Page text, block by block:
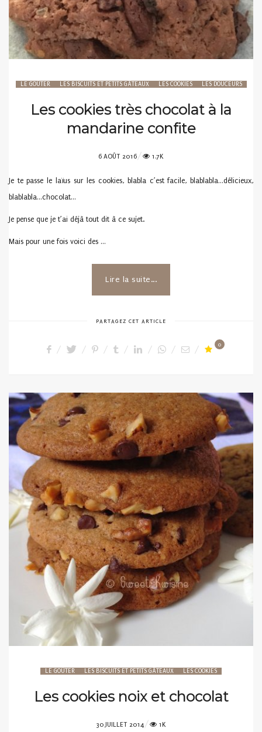
LE GOÛTER LES BISCUITS ET PETITS GÂTEAUX LES COOKIES LES DOUCEURS
Les cookies très chocolat à la
mandarine confite
POSTED
6 AOÛT 2016 1.7K
Je te passe le laïus sur les cookies, blabla c’est facile, blablabla…délicieux,
blablabla…chocolat…
Je pense que je t’ai déjà tout dit à ce sujet.
Mais pour une fois voici des …
Lire la suite...
PARTAGEZ CET ARTICLE
0
LE GOÛTER LES BISCUITS ET PETITS GÂTEAUX LES COOKIES
Les cookies noix et chocolat
POSTED
30 JUILLET 2014 1K